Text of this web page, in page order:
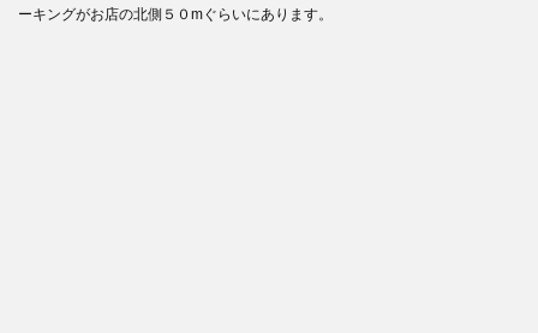
ーキングがお店の北側５０mぐらいにあります。